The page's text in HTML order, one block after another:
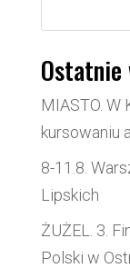
Ostatnie
MIASTO. W
kursowaniu
8-11.8.
Lipskich
ŻUŻEL. 3.
Polski w